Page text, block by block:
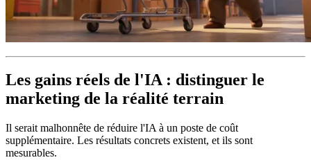
Les gains réels de l'IA : distinguer le
marketing de la réalité terrain
Il serait malhonnête de réduire l'IA à un poste de coût
supplémentaire. Les résultats concrets existent, et ils sont
mesurables.